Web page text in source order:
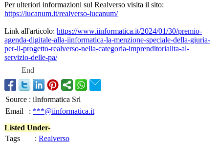
Per ulteriori informazioni sul Realverso visita il sito:
https://lucanum.it/realverso-lucanum/
Link all'articolo: https://www.iinformatica.it/2024/01/30/premio-
agenda-digitale-alla-iinformatica-la-menzione-speciale-della-giuria-
per-il-progetto-realverso-nella-categoria-imprenditorialita-al-
servizio-delle-pa/
End
Source : iInformatica Srl
Email
: ***@iinformatica.it
Listed Under-
Tags
: Realverso